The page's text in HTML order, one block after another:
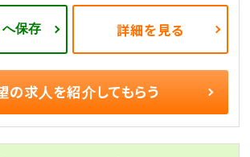
保存 詳細を見る
の求人を紹介してもらう